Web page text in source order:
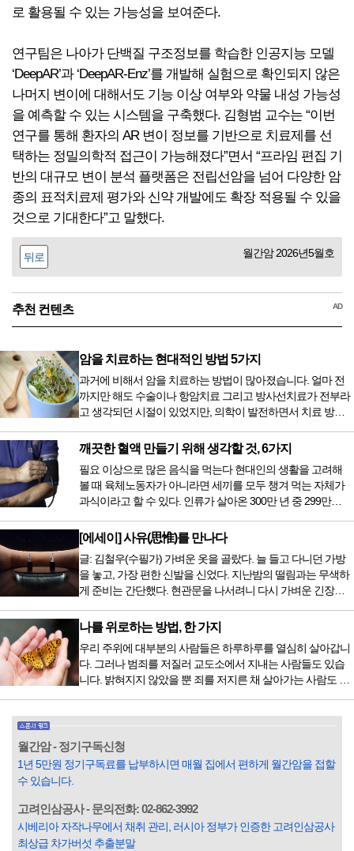
로 활용될 수 있는 가능성을 보여준다.
연구팀은 나아가 단백질 구조정보를 학습한 인공지능 모델
‘DeepAR’과 ‘DeepAR-Enz’를 개발해 실험으로 확인되지 않은
나머지 변이에 대해서도 기능 이상 여부와 약물 내성 가능성
을 예측할 수 있는 시스템을 구축했다. 김형범 교수는 “이번
연구를 통해 환자의 AR 변이 정보를 기반으로 치료제를 선
택하는 정밀의학적 접근이 가능해졌다”면서 “프라임 편집 기
반의 대규모 변이 분석 플랫폼은 전립선암을 넘어 다양한 암
종의 표적치료제 평가와 신약 개발에도 확장 적용될 수 있을
것으로 기대한다”고 말했다.
뒤로 월간암 2026년5월호
추천 컨텐츠 AD
암을 치료하는 현대적인 방법 5가지
과거에 비해서 암을 치료하는 방법이 많아졌습니다. 얼마 전
까지만 해도 수술이나 항암치료 그리고 방사선치료가 전부라
고 생각되던 시절이 있었지만, 의학이 발전하면서 치료 방법
오면서 암을 치료하는 방법이 하나 더 추가되었습니다. 중입
자 치료를 받기 위해서는 일본이나 독일 등 중입자 치료기가
있는 나라에 가서 힘들게 치료받았지만 얼마 전 국내 도입 후
전립선암 환자를 시작으로 중입자 치료기가 가동되었습니다.
치료 범위가 한정되어 모든 암 환자가 중입자 치료를 받을 수
는 없지만 치료...
깨끗한 혈액 만들기 위해 생각할 것, 6가지
필요 이상으로 많은 음식을 먹는다 현대인의 생활을 고려해
볼 때 육체노동자가 아니라면 세끼를 모두 챙겨 먹는 자체가
과식이라고 할 수 있다. 인류가 살아온 300만 년 중 299만
저녁을 습관적으로 음식을 섭취한다. 게다가 밤늦은 시간까지
음식을 먹거나, 아침에 식욕이 없는데도 ‘아침을 먹어야 하루
가 활기차다’라는 이야기에 사로잡혀 억지로 먹는 경우가 많
다. 식욕이 없다는 느낌은 본능이 보내는 신호다. 즉 먹어도 소
화할 힘이 없다거나 더 이상 먹으면 혈액 안에 잉여물...
[에세이] 사유(思惟)를 만나다
글: 김철우(수필가) 가벼운 옷을 골랐다. 늘 들고 다니던 가방
을 놓고, 가장 편한 신발을 신었다. 지난밤의 떨림과는 무색하
게 준비는 간단했다. 현관문을 나서려니 다시 가벼운 긴장감
막이 열리기 전. 그 특유의 무대 냄새를 맡았을 때의 긴장감 같
은 것이었다. 두 금동 미륵 반가사유상을 만나러 가는 길은 그
렇게 시작됐다. 두 반가사유상을 알게 된 것은 몇 해 전이었다.
잡지의 발행인으로 독자에게 선보일 좋은 콘텐츠를 고민하던
중 우리 문화재를 하나씩 소개하고자...
나를 위로하는 방법, 한 가지
우리 주위에 대부분의 사람들은 하루하루를 열심히 살아갑니
다. 그러나 범죄를 저질러 교도소에서 지내는 사람들도 있습
니다. 밝혀지지 않았을 뿐 죄를 저지른 채 살아가는 사람도 있
입힌다는 것입니다. 미꾸라지 한 마리가 시냇물을 흐린다는
옛말이 그저 허투루 생기지는 않은 듯합니다. 대부분의 사람
들은 열심히 살아갑니다. 그렇다고 97%의 사람들이 모두 착
월간암 - 정기구독신청
1년 5만원 정기구독료를 납부하시면 매월 집에서 편하게 월간암을 접할
수 있습니다.
고려인삼공사 - 문의전화: 02-862-3992
시베리아 자작나무에서 채취 관리, 러시아 정부가 인증한 고려인삼공사
최상급 차가버섯 추출분말